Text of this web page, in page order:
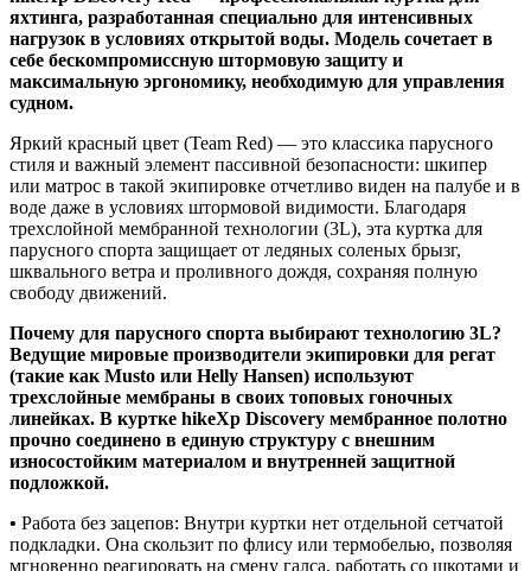
яхтинга, разработанная специально для интенсивных
нагрузок в условиях открытой воды. Модель сочетает в
себе бескомпромиссную штормовую защиту и
максимальную эргономику, необходимую для управления
судном.
Яркий красный цвет (Team Red) — это классика парусного
стиля и важный элемент пассивной безопасности: шкипер
или матрос в такой экипировке отчетливо виден на палубе и в
воде даже в условиях штормовой видимости. Благодаря
трехслойной мембранной технологии (3L), эта куртка для
парусного спорта защищает от ледяных соленых брызг,
шквального ветра и проливного дождя, сохраняя полную
свободу движений.
Почему для парусного спорта выбирают технологию 3L?
Ведущие мировые производители экипировки для регат
(такие как Musto или Helly Hansen) используют
трехслойные мембраны в своих топовых гоночных
линейках. В куртке hikeXp Discovery мембранное полотно
прочно соединено в единую структуру с внешним
износостойким материалом и внутренней защитной
подложкой.
• Работа без зацепов: Внутри куртки нет отдельной сетчатой
подкладки. Она скользит по флису или термобелью, позволяя
мгновенно реагировать на смену галса, работать со шкотами и